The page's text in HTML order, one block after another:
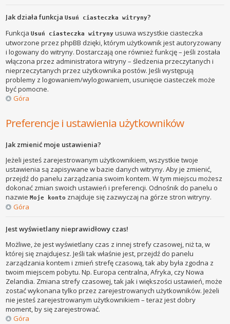
Jak działa funkcjaUsuń ciasteczka witryny?
FunkcjaUsuń ciasteczka witryny usuwa wszystkie ciasteczka
utworzone przez phpBB dzięki, którym użytkownik jest autoryzowany
i logowany do witryny. Dostarczają one również funkcję – jeśli została
włączona przez administratora witryny – śledzenia przeczytanych i
nieprzeczytanych przez użytkownika postów. Jeśli występują
problemy z logowaniem/wylogowaniem, usunięcie ciasteczek może
być pomocne.
Góra
Preferencje i ustawienia użytkowników
Jak zmienić moje ustawienia?
Jeżeli jesteś zarejestrowanym użytkownikiem, wszystkie twoje
ustawienia są zapisywane w bazie danych witryny. Aby je zmienić,
przejdź do panelu zarządzania swoim kontem. W tym miejscu możesz
dokonać zmian swoich ustawień i preferencji. Odnośnik do panelu o
nazwieMoje konto znajduje się zazwyczaj na górze stron witryny.
Góra
Jest wyświetlany nieprawidłowy czas!
Możliwe, że jest wyświetlany czas z innej strefy czasowej, niż ta, w
której się znajdujesz. Jeśli tak właśnie jest, przejdź do panelu
zarządzania kontem i zmień strefę czasową, tak aby była zgodna z
twoim miejscem pobytu. Np. Europa centralna, Afryka, czy Nowa
Zelandia. Zmiana strefy czasowej, tak jak i większości ustawień, może
zostać wykonana tylko przez zarejestrowanych użytkowników. Jeżeli
nie jesteś zarejestrowanym użytkownikiem – teraz jest dobry
moment, by się zarejestrować.
Góra